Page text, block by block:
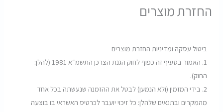
החזרת מוצרים
ביטול עסקה ומדיניות החזרת מוצרים
1.
האמור בסעיף זה כפוף לחוק הגנת הצרכן התשמ״א 1981 (להלן:
החוק).
2. בידי המזמין (ולא הנמען) לבטל את ההזמנה שנעשתה בכל אחד
מהמקרים ובתנאים שלהלן: כל זיכוי יועבר לכרטיס האשראי בו בוצעה